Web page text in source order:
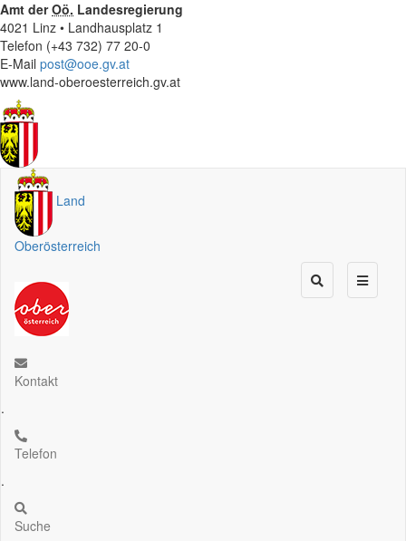
Amt derOö. Landesregierung
4021 Linz • Landhausplatz 1
Telefon (+43 732) 77 20-0
E-Mail post@ooe.gv.at
www.land-oberoesterreich.gv.at
Land
Oberösterreich
Kontakt
.
Telefon
.
Suche